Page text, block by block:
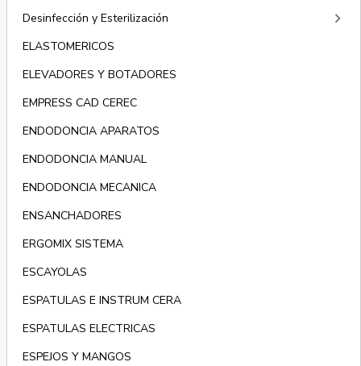
Desinfección y Esterilización keyboard_arrow_right
ELASTOMERICOS
ELEVADORES Y BOTADORES
EMPRESS CAD CEREC
ENDODONCIA APARATOS
ENDODONCIA MANUAL
ENDODONCIA MECANICA
ENSANCHADORES
ERGOMIX SISTEMA
ESCAYOLAS
ESPATULAS E INSTRUM CERA
ESPATULAS ELECTRICAS
ESPEJOS Y MANGOS